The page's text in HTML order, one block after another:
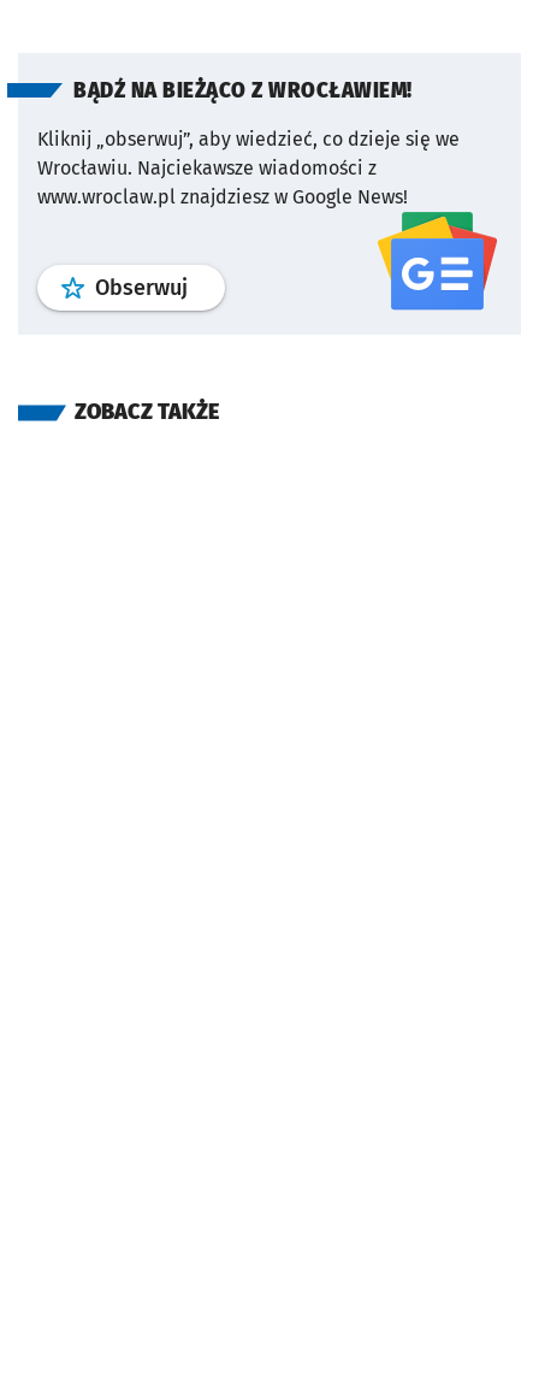
BĄDŹ NA BIEŻĄCO Z WROCŁAWIEM!
Kliknij „obserwuj”, aby wiedzieć, co dzieje się we
Wrocławiu. Najciekawsze wiadomości z
www.wroclaw.pl znajdziesz w Google News!
Obserwuj profil serwisu
ZOBACZ TAKŻE